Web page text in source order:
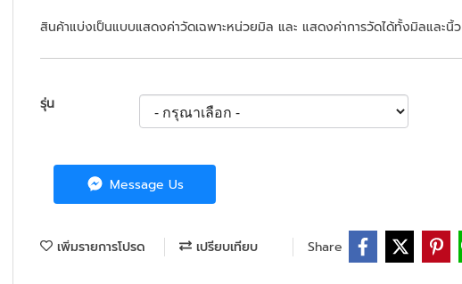
สินค้าแบ่งเป็นแบบแสดงค่าวัดเฉพาะหน่วยมิล และ แสดงค่าการวัดได้ทั้งมิลและนิ้ว
รุ่น
Message Us
เพิ่มรายการโปรด เปรียบเทียบ Share